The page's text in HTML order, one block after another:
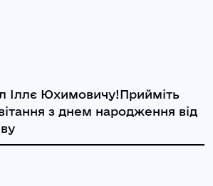
Іллє Юхимовичу!Прийміть
з днем народження від